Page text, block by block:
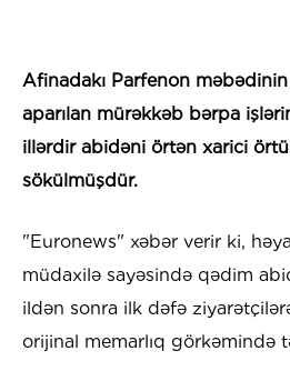
Afinadakı Parfenon
aparılan mürəkkəb bərpa
illərdir abidəni örtən xarici
sökülmüşdür.
"Euronews" xəbər verir ki,
müdaxilə sayəsində qədim
ildən sonra ilk dəfə
orijinal memarlıq görkəmində